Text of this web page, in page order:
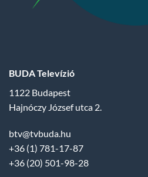
BUDA Televízió
1122 Budapest
Hajnóczy József utca 2.
btv@tvbuda.hu
+36 (1) 781-17-87
+36 (20) 501-98-28